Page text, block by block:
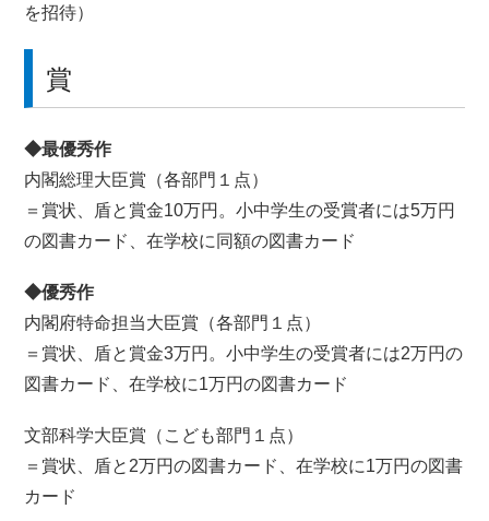
を招待）
賞
◆最優秀作
内閣総理大臣賞（各部門１点）
＝賞状、盾と賞金10万円。小中学生の受賞者には5万円
の図書カード、在学校に同額の図書カード
◆優秀作
内閣府特命担当大臣賞（各部門１点）
＝賞状、盾と賞金3万円。小中学生の受賞者には2万円の
図書カード、在学校に1万円の図書カード
文部科学大臣賞（こども部門１点）
＝賞状、盾と2万円の図書カード、在学校に1万円の図書
カード